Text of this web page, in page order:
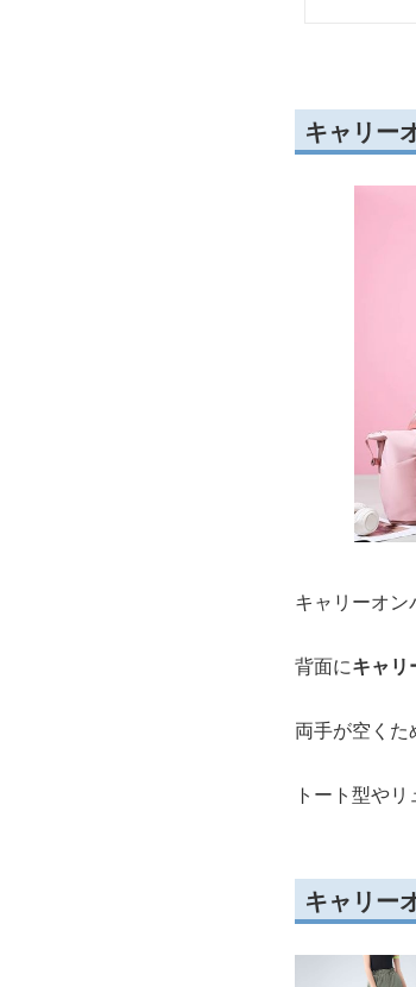
キャリー
キャリーオン
背面にキャリ
両手が空くた
トート型や
キャリー